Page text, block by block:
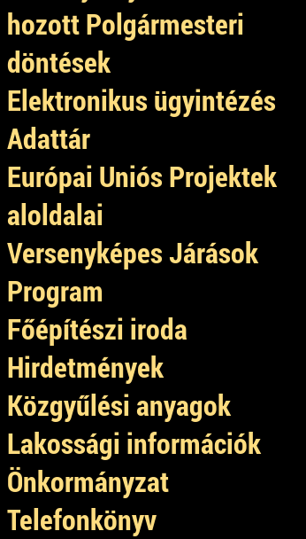
hozott Polgármesteri
döntések
Elektronikus ügyintézés
Adattár
Európai Uniós Projektek
aloldalai
Versenyképes Járások
Program
Főépítészi iroda
Hirdetmények
Közgyűlési anyagok
Lakossági információk
Önkormányzat
Telefonkönyv